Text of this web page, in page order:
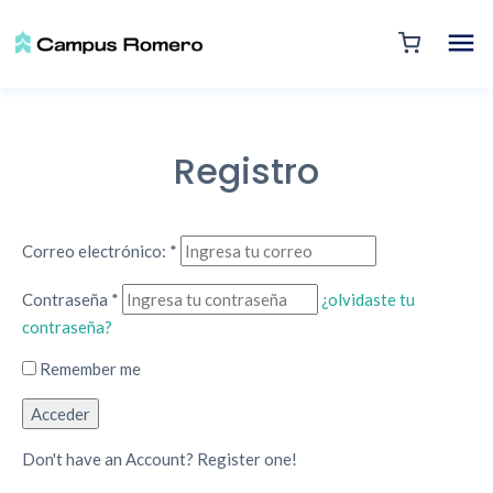
Registro
Correo electrónico: *
Contraseña *
¿olvidaste tu
contraseña?
Remember me
Don't have an Account? Register one!